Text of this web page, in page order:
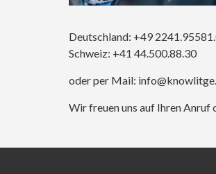
Deutschland: +49
Schweiz: +41 44.500.88.30
oder per Mail:
Wir freuen uns auf Ihren